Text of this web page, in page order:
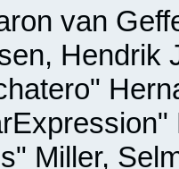
van
Hendrik
Miller,